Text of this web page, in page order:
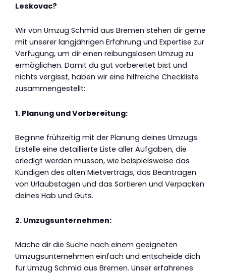
Leskovac?
Wir von Umzug Schmid aus Bremen stehen dir gerne
mit unserer langjährigen Erfahrung und Expertise zur
Verfügung, um dir einen reibungslosen Umzug zu
ermöglichen. Damit du gut vorbereitet bist und
nichts vergisst, haben wir eine hilfreiche Checkliste
zusammengestellt:
1. Planung und Vorbereitung:
Beginne frühzeitig mit der Planung deines Umzugs.
Erstelle eine detaillierte Liste aller Aufgaben, die
erledigt werden müssen, wie beispielsweise das
Kündigen des alten Mietvertrags, das Beantragen
von Urlaubstagen und das Sortieren und Verpacken
deines Hab und Guts.
2. Umzugsunternehmen:
Mache dir die Suche nach einem geeigneten
Umzugsunternehmen einfach und entscheide dich
für Umzug Schmid aus Bremen. Unser erfahrenes